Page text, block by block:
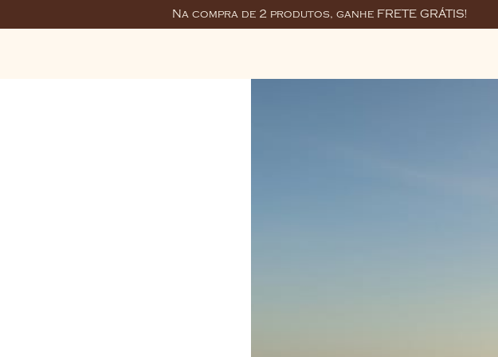
Na compra de 2 produtos, ganhe FRETE GRÁTIS!